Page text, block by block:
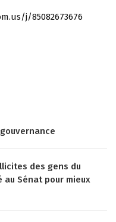
j/85082673676
des gens du
Sénat pour mieux